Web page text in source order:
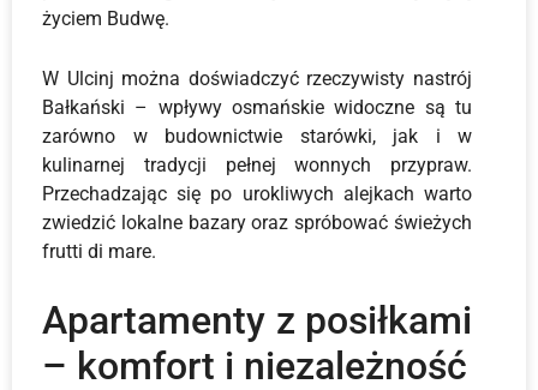
życiem Budwę.
W Ulcinj można doświadczyć rzeczywisty nastrój
Bałkański – wpływy osmańskie widoczne są tu
zarówno w budownictwie starówki, jak i w
kulinarnej tradycji pełnej wonnych przypraw.
Przechadzając się po urokliwych alejkach warto
zwiedzić lokalne bazary oraz spróbować świeżych
frutti di mare.
Apartamenty z posiłkami
– komfort i niezależność